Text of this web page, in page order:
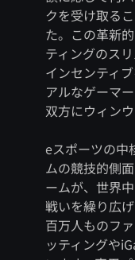
クを受け取る
た。この革新
ティングのス
インセンティ
アルなゲーマ
双方にウィン
eスポーツの中
ムの競技的側
ームが、世界
戦いを繰り広
百万人ものフ
ッティングや